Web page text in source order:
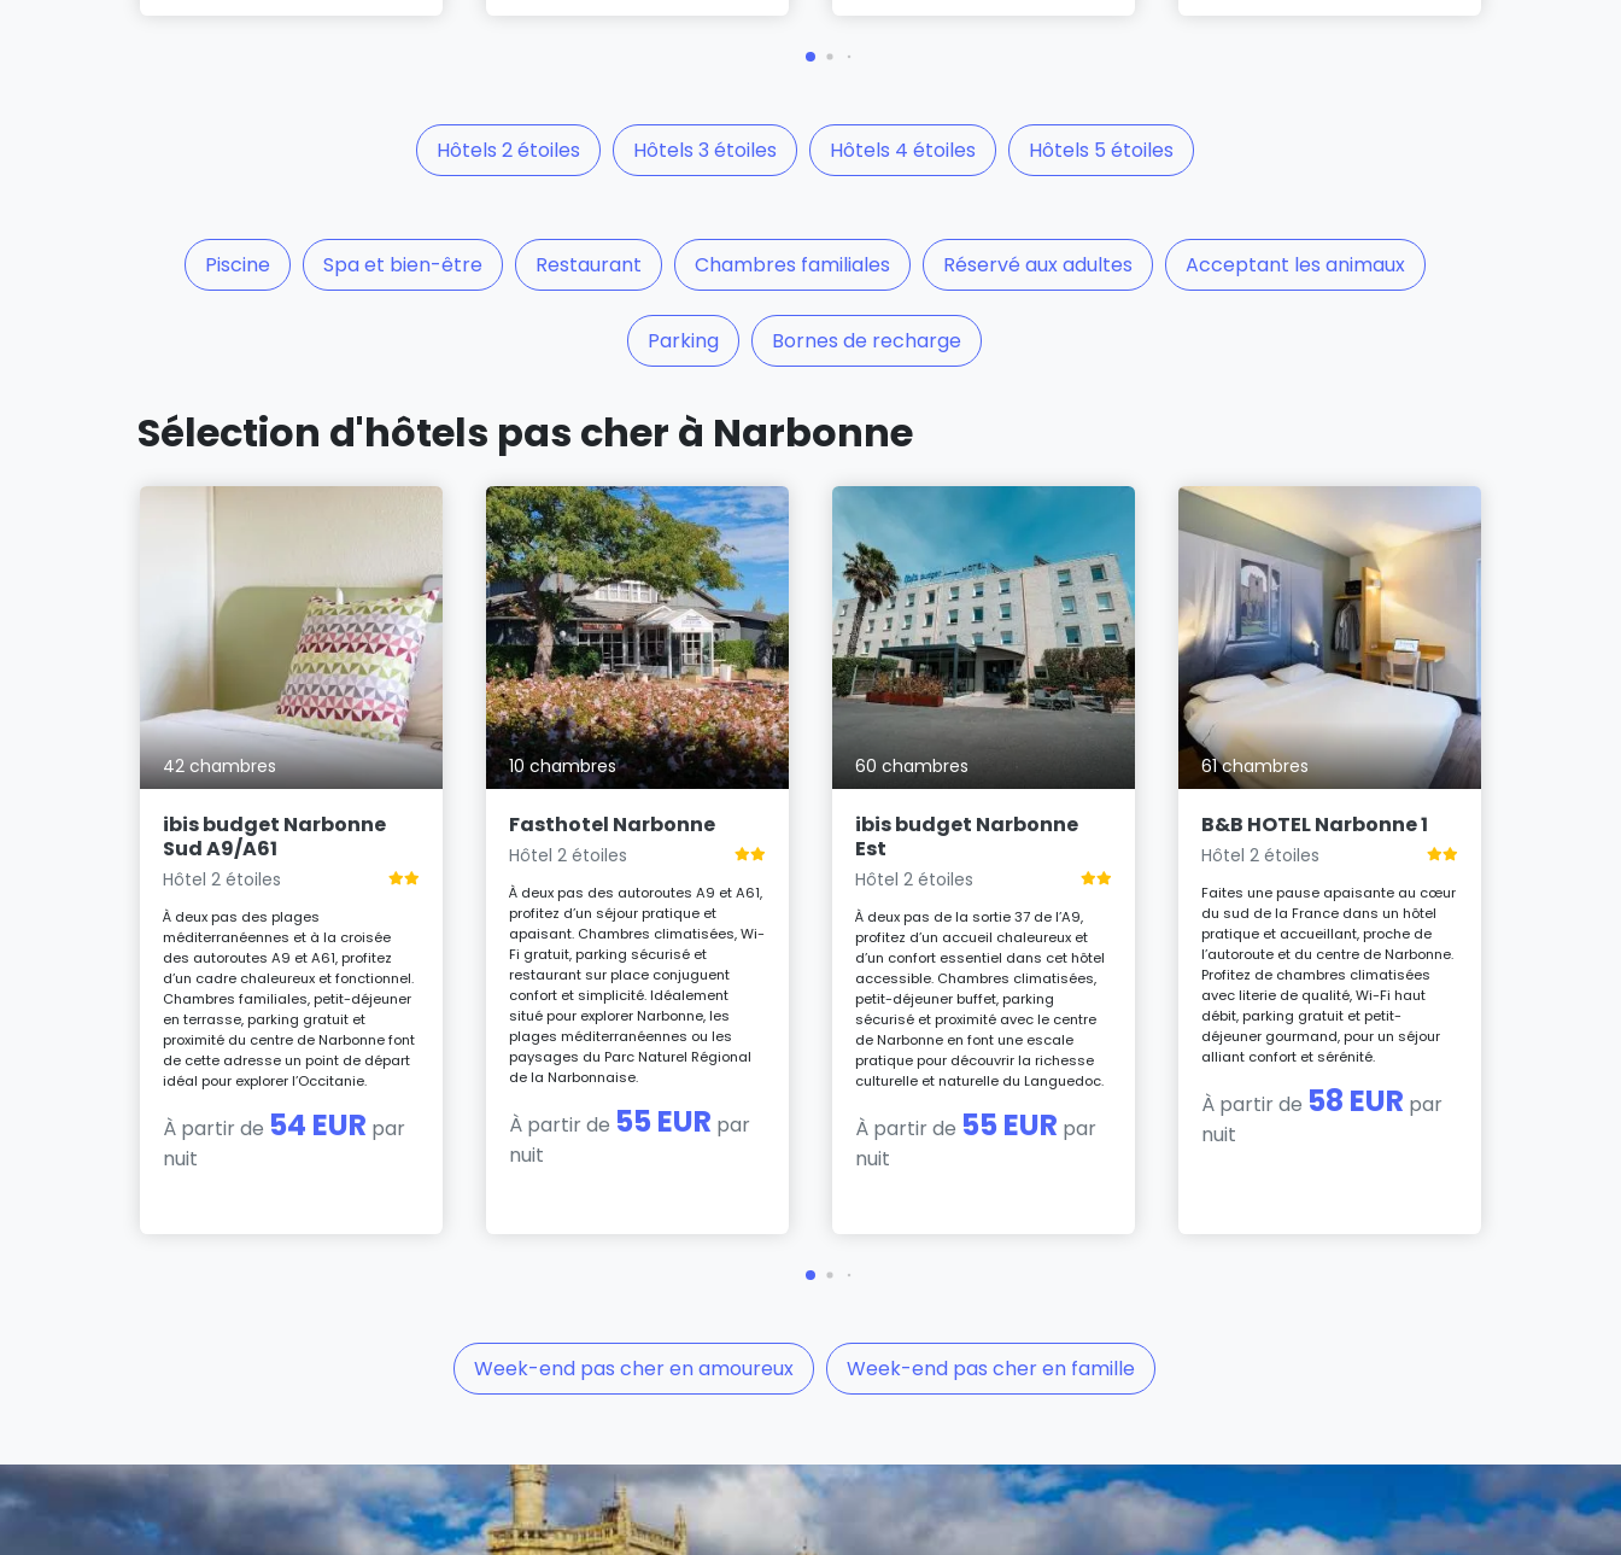
Hôtels 2 étoiles Hôtels 3 étoiles Hôtels 4 étoiles Hôtels 5 étoiles
Piscine Spa et bien-être Restaurant Chambres familiales Réservé aux adultes Acceptant les animaux
Parking Bornes de recharge
Sélection d'hôtels pas cher à Narbonne
42 chambres
ibis budget Narbonne
Sud A9/A61
Hôtel 2 étoiles
À deux pas des plages
méditerranéennes et à la croisée
des autoroutes A9 et A61, profitez
d’un cadre chaleureux et fonctionnel.
Chambres familiales, petit-déjeuner
en terrasse, parking gratuit et
proximité du centre de Narbonne font
de cette adresse un point de départ
idéal pour explorer l’Occitanie.
À partir de 54 EUR par
nuit
10 chambres
Fasthotel Narbonne
Hôtel 2 étoiles
À deux pas des autoroutes A9 et A61,
profitez d’un séjour pratique et
apaisant. Chambres climatisées, Wi-
Fi gratuit, parking sécurisé et
restaurant sur place conjuguent
confort et simplicité. Idéalement
situé pour explorer Narbonne, les
plages méditerranéennes ou les
paysages du Parc Naturel Régional
de la Narbonnaise.
À partir de 55 EUR par
nuit
60 chambres
ibis budget Narbonne
Est
Hôtel 2 étoiles
À deux pas de la sortie 37 de l’A9,
profitez d’un accueil chaleureux et
d’un confort essentiel dans cet hôtel
accessible. Chambres climatisées,
petit-déjeuner buffet, parking
sécurisé et proximité avec le centre
de Narbonne en font une escale
pratique pour découvrir la richesse
culturelle et naturelle du Languedoc.
À partir de 55 EUR par
nuit
61 chambres
B&B HOTEL Narbonne 1
Hôtel 2 étoiles
Faites une pause apaisante au cœur
du sud de la France dans un hôtel
pratique et accueillant, proche de
l’autoroute et du centre de Narbonne.
Profitez de chambres climatisées
avec literie de qualité, Wi-Fi haut
débit, parking gratuit et petit-
déjeuner gourmand, pour un séjour
alliant confort et sérénité.
À partir de 58 EUR par
nuit
Week-end pas cher en amoureux Week-end pas cher en famille